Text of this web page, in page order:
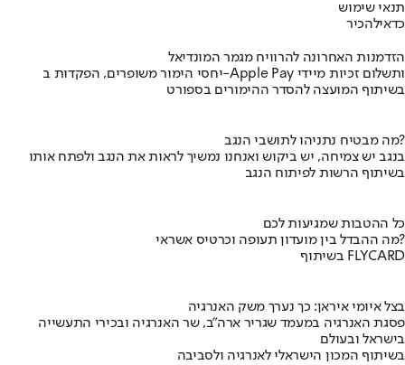
תנאי שימוש
כדאילהכיר
הזדמנות האחרונה להרוויח מגמר המונדיאל
יחסי הימור משופרים, הפקדות ב-Apple Pay ותשלום זכיות מיידי
בשיתוף המועצה להסדר ההימורים בספורט
מה מבטיח נתניהו לתושבי הנגב?
בנגב יש צמיחה, יש ביקוש ואנחנו נמשיך לראות את הנגב ולפתח אותו
בשיתוף הרשות לפיתוח הנגב
כל ההטבות שמגיעות לכם
מה ההבדל בין מועדון תעופה וכרטיס אשראי?
בשיתוף FLYCARD
בצל איומי איראן: כך נערך משק האנרגיה
פסגת האנרגיה במעמד שגריר ארה"ב, שר האנרגיה ובכירי התעשייה
בישראל ובעולם
בשיתוף המכון הישראלי לאנרגיה ולסביבה